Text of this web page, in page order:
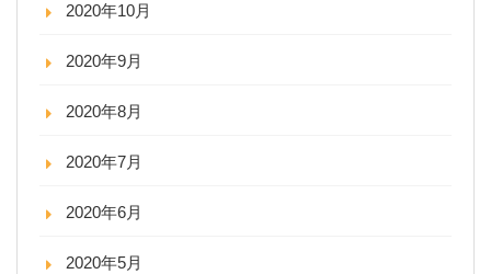
2020年10月
2020年9月
2020年8月
2020年7月
2020年6月
2020年5月